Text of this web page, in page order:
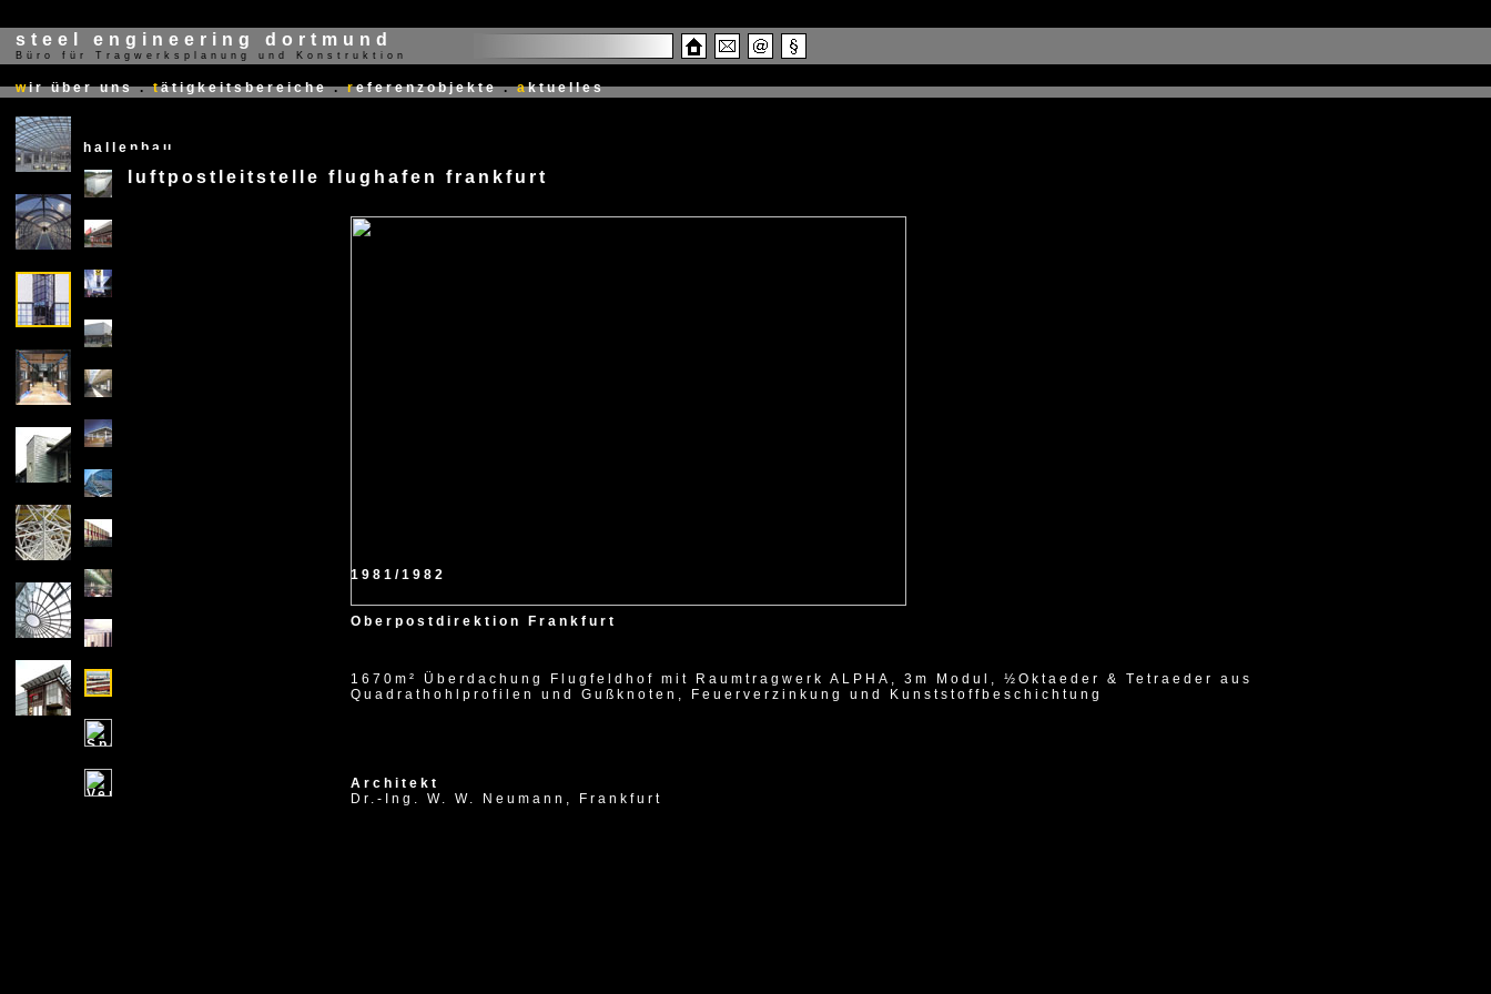
steel engineering dortmund
Büro für Tragwerksplanung und Konstruktion
wir über uns . tätigkeitsbereiche . referenzobjekte . aktuelles
hallenbau
X
luftpostleitstelle flughafen frankfurt
1981/1982
Oberpostdirektion Frankfurt
1670m² Überdachung Flugfeldhof mit Raumtragwerk ALPHA, 3m Modul, ½Oktaeder & Tetraeder aus
Quadrathohlprofilen und Gußknoten, Feuerverzinkung und Kunststoffbeschichtung
Architekt
Dr.-Ing. W. W. Neumann, Frankfurt